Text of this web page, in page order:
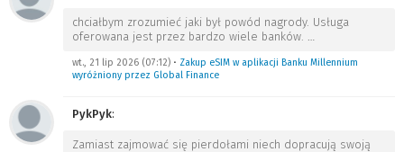
chciałbym zrozumieć jaki był powód nagrody. Usługa
oferowana jest przez bardzo wiele banków. …
wt., 21 lip 2026 (07:12) • Zakup eSIM w aplikacji Banku Millennium
wyróżniony przez Global Finance
PykPyk:
Zamiast zajmować się pierdołami niech dopracują swoją